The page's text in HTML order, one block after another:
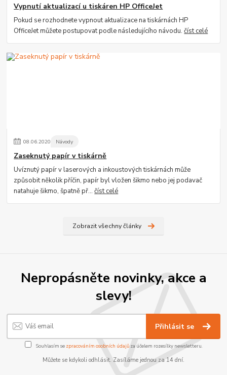
Vypnutí aktualizací u tiskáren HP OfficeJet
Pokud se rozhodnete vypnout aktualizace na tiskárnách HP
OfficeJet můžete postupovat podle následujícího návodu.číst celé
08.06.2020 Návody
Zaseknutý papír v tiskárně
Uvíznutý papír v laserových a inkoustových tiskárnách může
způsobit několik příčin, papír byl vložen šikmo nebo jej podavač
natahuje šikmo, špatně př...číst celé
Zobrazit všechny články
Nepropásněte novinky, akce a
slevy!
Přihlásit se
Souhlasím se zpracováním osobních údajůza účelem rozesílky newsletteru.
Můžete se kdykoli odhlásit. Zasíláme jednou za 14 dní.